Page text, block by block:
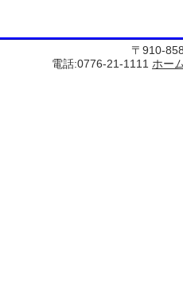
〒910-
電話:0776-21-1111 ホー